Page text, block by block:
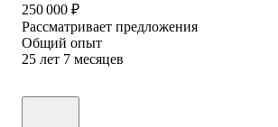
250 000 ₽
Рассматривает предложения
Общий опыт
25 лет 7 месяцев